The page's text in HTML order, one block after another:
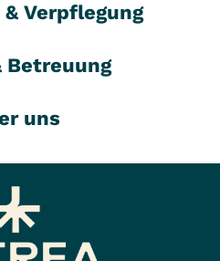
Verpflegung
Betreuung
uns